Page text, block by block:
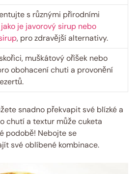
s různými přírodními
jako je javorový sirup nebo
, pro zdravější alternativy.
muškátový oříšek nebo
obohacení chuti a provonění
snadno překvapit své blízké a
chutí a textur může cuketa
podobě! Nebojte se
své oblíbené kombinace.